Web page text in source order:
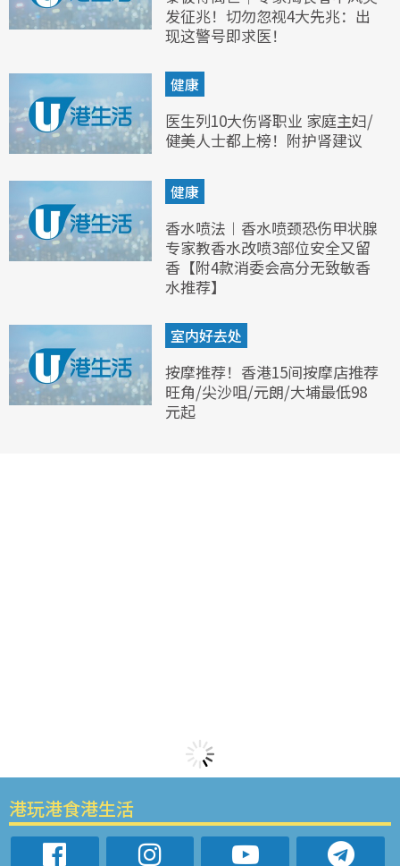
发征兆！切勿忽视4大先兆：出
现这警号即求医！
健康
医生列10大伤肾职业 家庭主妇/
健美人士都上榜！附护肾建议
健康
香水喷法︱香水喷颈恐伤甲状腺
专家教香水改喷3部位安全又留
香【附4款消委会高分无致敏香
水推荐】
室内好去处
按摩推荐！香港15间按摩店推荐
旺角/尖沙咀/元朗/大埔最低98
元起
港玩港食港生活